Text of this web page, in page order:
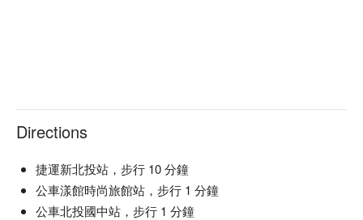
Directions
捷運新北投站，步行 10 分鐘
公車漾館時尚旅館站，步行 1 分鐘
公車北投國中站，步行 1 分鐘